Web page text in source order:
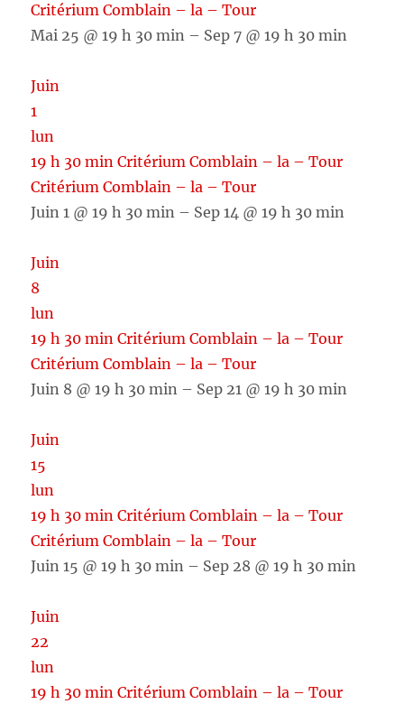
Critérium Comblain – la – Tour
Mai 25 @ 19 h 30 min – Sep 7 @ 19 h 30 min
Juin
1
lun
19 h 30 minCritérium Comblain – la – Tour
Critérium Comblain – la – Tour
Juin 1 @ 19 h 30 min – Sep 14 @ 19 h 30 min
Juin
8
lun
19 h 30 minCritérium Comblain – la – Tour
Critérium Comblain – la – Tour
Juin 8 @ 19 h 30 min – Sep 21 @ 19 h 30 min
Juin
15
lun
19 h 30 minCritérium Comblain – la – Tour
Critérium Comblain – la – Tour
Juin 15 @ 19 h 30 min – Sep 28 @ 19 h 30 min
Juin
22
lun
19 h 30 minCritérium Comblain – la – Tour